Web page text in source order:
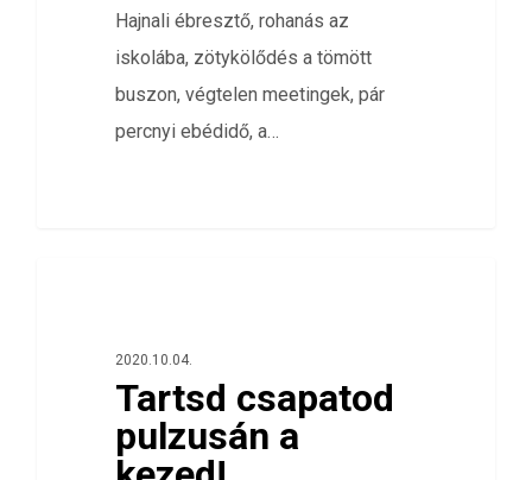
Hajnali ébresztő, rohanás az
iskolába, zötykölődés a tömött
buszon, végtelen meetingek, pár
percnyi ebédidő, a…
2020.10.04.
Tartsd csapatod
pulzusán a